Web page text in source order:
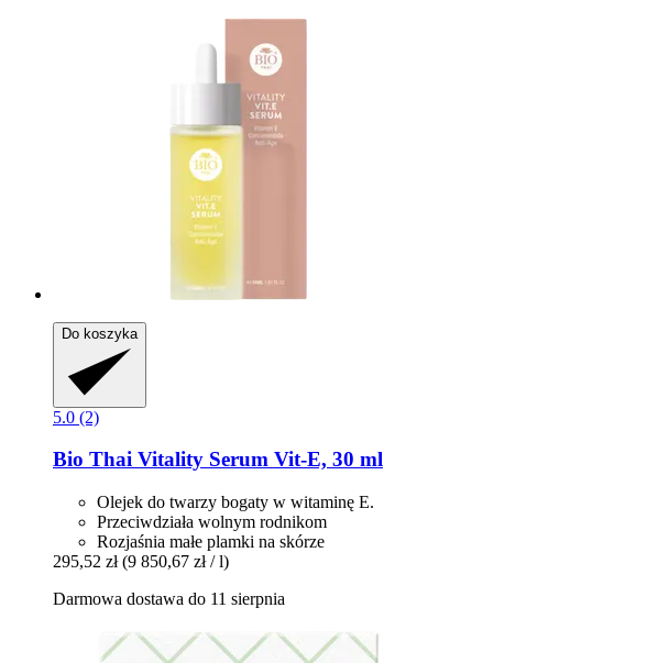
Do koszyka
5.0 (2)
Bio Thai Vitality Serum Vit-​E, 30 ml
Olejek do twarzy bogaty w witaminę E.
Przeciwdziała wolnym rodnikom
Rozjaśnia małe plamki na skórze
295,52 zł (9 850,67 zł / l)
Darmowa dostawa do 11 sierpnia